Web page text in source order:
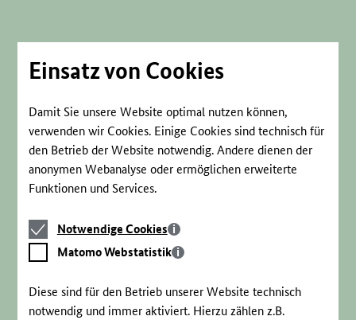
Einsatz von Cookies
Damit Sie unsere Website optimal nutzen können,
verwenden wir Cookies. Einige Cookies sind technisch für
den Betrieb der Website notwendig. Andere dienen der
anonymen Webanalyse oder ermöglichen erweiterte
Funktionen und Services.
Notwendige
Cookies
Notwendige Cookies
Matomo
Webstatistik
Matomo Webstatistik
Diese sind für den Betrieb unserer Website technisch
notwendig und immer aktiviert. Hierzu zählen z.B.